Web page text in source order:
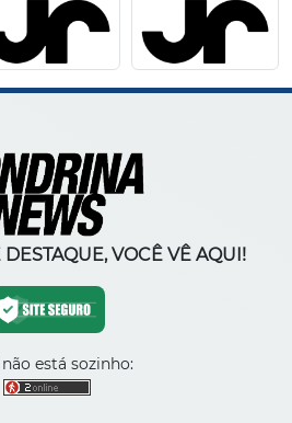
VOCÊ VÊ AQUI!
está sozinho: